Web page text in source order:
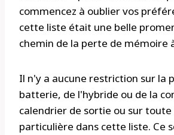
commencez à oublier vos
cette liste était une belle
chemin de la perte de mémoire
Il n'y a aucune restriction sur la
batterie, de l'hybride ou de la
calendrier de sortie ou sur
particulière dans cette liste. Ce